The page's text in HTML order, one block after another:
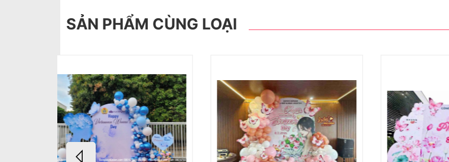
SẢN PHẨM CÙNG LOẠI